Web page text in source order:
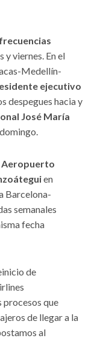
y viernes. En el
Medellín-
ejecutivo
despegues hacia y
José María
Aeropuerto
en
Barcelona-
semanales
fecha
de
procesos que
de llegar a la
al